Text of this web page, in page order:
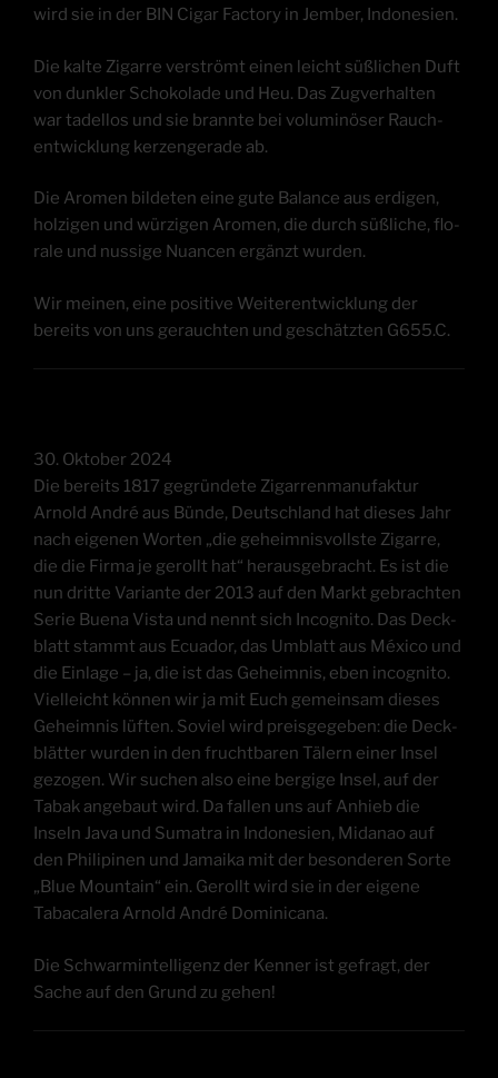
wird sie in der BIN Cigar Fac­to­ry in Jem­ber, Indonesien.
Die kal­te Zigar­re ver­strömt einen leicht süß­li­chen Duft
von dunk­ler Scho­ko­la­de und Heu. Das Zug­ver­hal­ten
war tadel­los und sie brann­te bei volu­mi­nö­ser Rauch­
ent­wick­lung ker­zen­ge­ra­de ab.
Die Aro­men bil­de­ten eine gute Balan­ce aus erdi­gen,
hol­zi­gen und wür­zi­gen Aro­men, die durch süß­li­che, flo­
ra­le und nussi­ge Nuan­cen ergänzt wurden.
Wir mei­nen, eine posi­ti­ve Wei­ter­ent­wick­lung der
bereits von uns gerauch­ten und geschätz­ten G655.C.
30. Okto­ber 2024
Die bereits 1817 gegrün­de­te Zigar­ren­ma­nu­fak­tur
Arnold André aus Bün­de, Deutsch­land hat die­ses Jahr
nach eige­nen Wor­ten „die geheim­nis­volls­te Zigar­re,
die die Fir­ma je gerollt hat“ her­aus­ge­bracht. Es ist die
nun drit­te Vari­an­te der 2013 auf den Markt gebrach­ten
Serie Bue­na Vis­ta und nennt sich Inco­gni­to. Das Deck­
blatt stammt aus Ecua­dor, das Umblatt aus Méxi­co und
die Ein­la­ge – ja, die ist das Geheim­nis, eben inco­gni­to.
Viel­leicht kön­nen wir ja mit Euch gemein­sam die­ses
Geheim­nis lüf­ten. Soviel wird preis­ge­ge­ben: die Deck­
blät­ter wur­den in den frucht­ba­ren Tälern einer Insel
gezo­gen. Wir suchen also eine ber­gi­ge Insel, auf der
Tabak ange­baut wird. Da fal­len uns auf Anhieb die
Inseln Java und Suma­tra in Indo­ne­si­en, Mid­anao auf
den Phili­pi­nen und Jamai­ka mit der beson­de­ren Sor­te
„Blue Moun­tain“ ein. Gerollt wird sie in der eige­ne
Taba­ca­lera Arnold André Dominicana.
Die Schwarm­in­tel­li­genz der Ken­ner ist gefragt, der
Sache auf den Grund zu gehen!